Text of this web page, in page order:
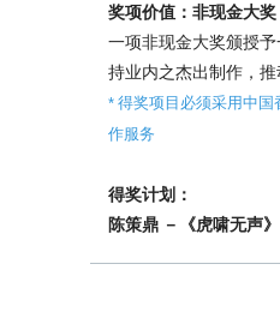
奖项价值：非现金大奖
一项非现金大奖颁授予
持业内之杰出制作，推
* 得奖项目必须采用中国
作服务
得奖计划：
陈策鼎 －《虎啸无声